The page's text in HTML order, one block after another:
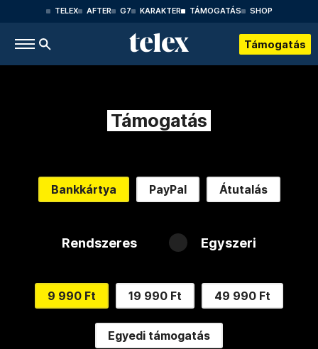
TELEX AFTER G7 KARAKTER TÁMOGATÁS SHOP
Támogatás
Támogatás
Bankkártya PayPal Átutalás
Rendszeres Egyszeri
9 990 Ft 19 990 Ft 49 990 Ft
Egyedi támogatás